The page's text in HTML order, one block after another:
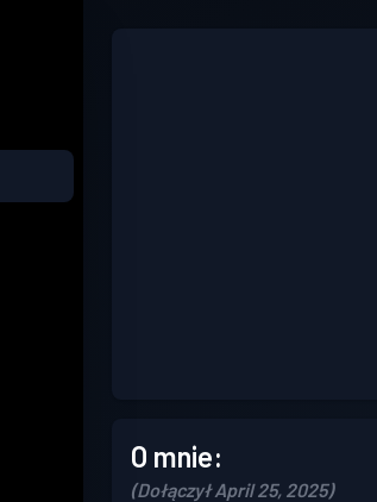
O mnie:
(Dołączył April 25, 2025)